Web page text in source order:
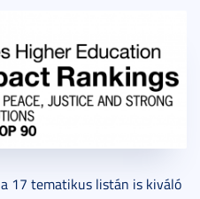
17 tematikus listán is kiváló